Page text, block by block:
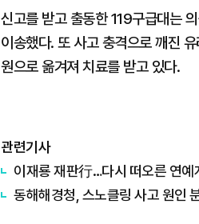
신고를 받고 출동한 119구급대는
이송했다. 또 사고 충격으로 깨진
원으로 옮겨져 치료를 받고 있다.
관련기사
이재룡 재판行…다시 떠오른 연예
동해해경청, 스노클링 사고 원인